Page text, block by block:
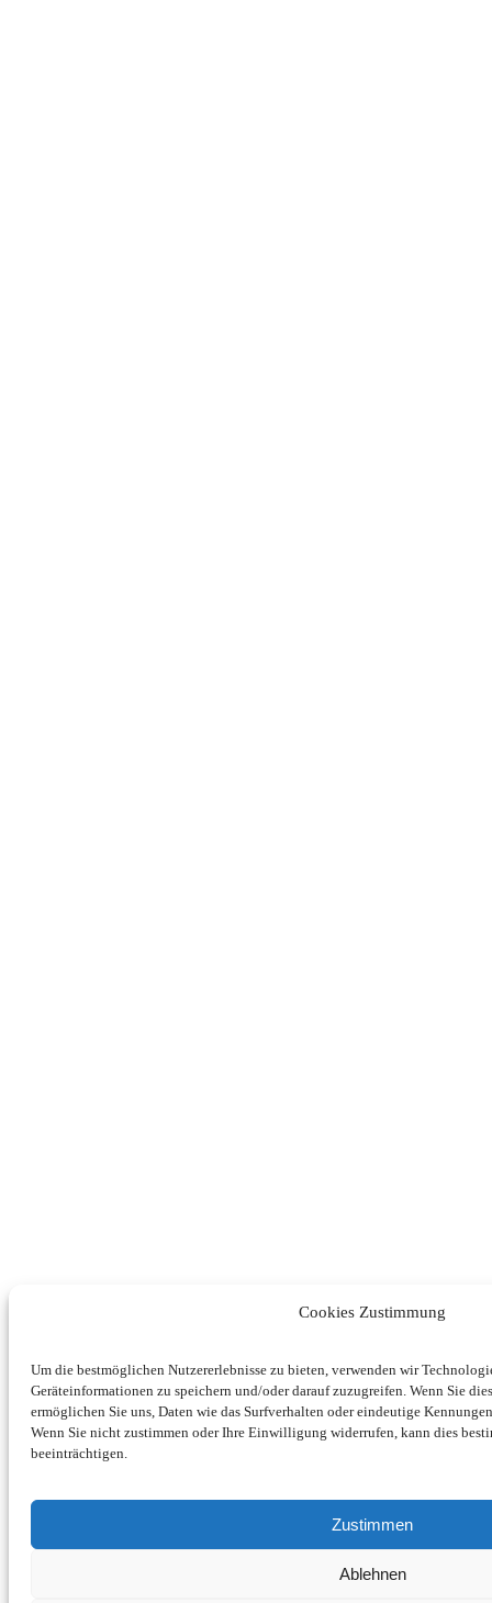
Cookies Zustimmung
Um die bestmöglichen Nutzererlebnisse zu bieten, verwenden wir
Geräteinformationen zu speichern und/oder darauf zuzugreifen. Wenn Sie
ermöglichen Sie uns, Daten wie das Surfverhalten oder eindeutige
Wenn Sie nicht zustimmen oder Ihre Einwilligung widerrufen, kann dies
beeinträchtigen.
Zustimmen
Ablehnen